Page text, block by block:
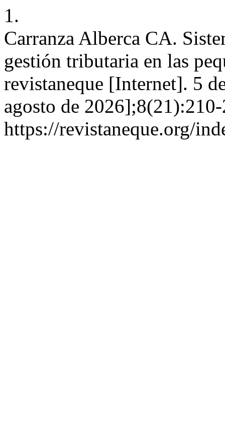
1.
Carranza Alberca CA.
gestión tributaria en las
revistaneque [Internet]. 5
agosto de
https://revistaneque.org/